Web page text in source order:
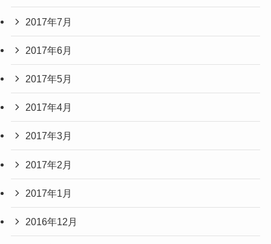
2017年7月
2017年6月
2017年5月
2017年4月
2017年3月
2017年2月
2017年1月
2016年12月